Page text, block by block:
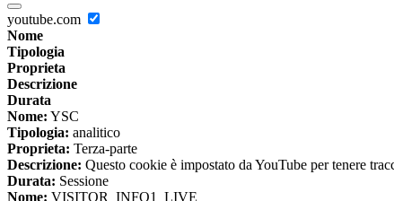
youtube.com
Nome
Tipologia
Proprieta
Descrizione
Durata
Nome: YSC
Tipologia: analitico
Proprieta: Terza-parte
Descrizione: Questo cookie è impostato da YouTube per tenere
Durata: Sessione
Nome: VISITOR_INFO1_LIVE